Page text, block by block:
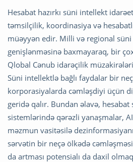
Hesabat hazırkı süni intellekt
təmsilçilik, koordinasiya və
müəyyən edir. Milli və regional
genişlənməsinə baxmayaraq, bir
Qlobal Cənub idarəçilik
Süni intellektlə bağlı faydalar bir
korporasiyalarda cəmləşdiyi üçün
geridə qalır. Bundan əlavə,
sistemlərində qərəzli yanaşmalar,
məzmun vasitəsilə
sərvətin bir neçə ölkədə
da artması potensialı da daxil